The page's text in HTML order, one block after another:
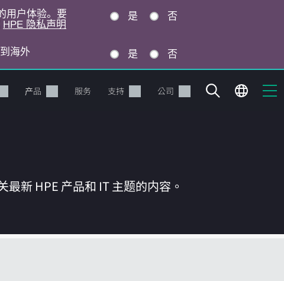
用户体验。要
HPE 隐私声明
是 否
海外 是 否
产品 服务 支持 公司
新 HPE 产品和 IT 主题的内容。